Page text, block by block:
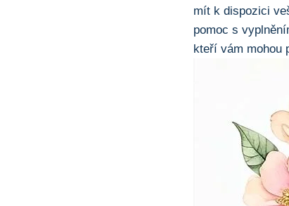
mít⁣ k dispozici
pomoc s
kteří vám mohou